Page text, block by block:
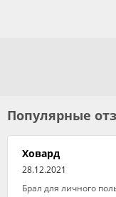
Популярные
Ховард
28.12.2021
Брал для личного